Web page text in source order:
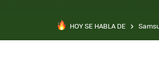
HOY SE HABLA DE